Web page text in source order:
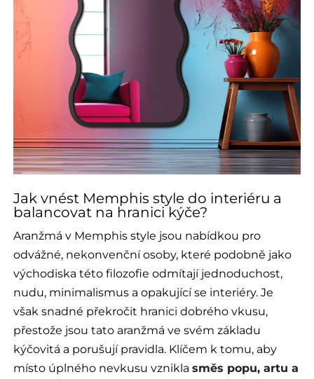
Jak vnést Memphis style do interiéru a
balancovat na hranici kýče?
Aranžmá v Memphis style jsou nabídkou pro
odvážné, nekonvenční osoby, které podobně jako
východiska této filozofie odmítají jednoduchost,
nudu, minimalismus a opakující se interiéry. Je
však snadné překročit hranici dobrého vkusu,
přestože jsou tato aranžmá ve svém základu
kýčovitá a porušují pravidla. Klíčem k tomu, aby
místo úplného nevkusu vzniklasměs popu, artu a